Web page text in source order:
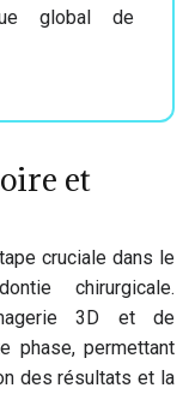
global de
et
cruciale dans le
chirurgicale.
3D et de
phase, permettant
des résultats et la